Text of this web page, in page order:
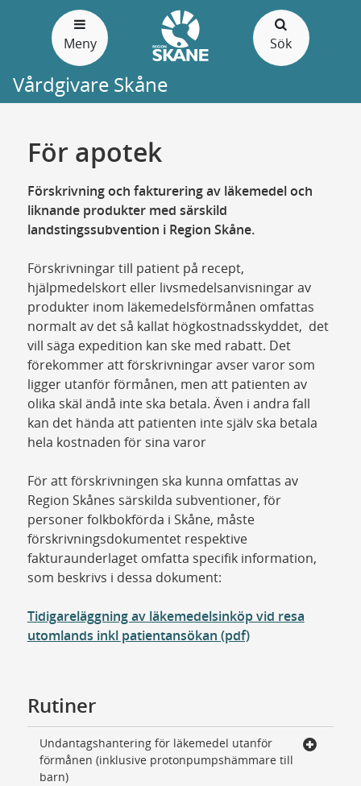
Meny Sök
Vårdgivare Skåne
För apotek
Förskrivning och fakturering av läkemedel och
liknande produkter med särskild
landstingssubvention i Region Skåne.
Förskrivningar till patient på recept,
hjälpmedelskort eller livsmedelsanvisningar av
produkter inom läkemedelsförmånen omfattas
normalt av det så kallat högkostnadsskyddet, det
vill säga expedition kan ske med rabatt. Det
förekommer att förskrivningar avser varor som
ligger utanför förmånen, men att patienten av
olika skäl ändå inte ska betala. Även i andra fall
kan det hända att patienten inte själv ska betala
hela kostnaden för sina varor
För att förskrivningen ska kunna omfattas av
Region Skånes särskilda subventioner, för
personer folkbokförda i Skåne, måste
förskrivningsdokumentet respektive
fakturaunderlaget omfatta specifik information,
som beskrivs i dessa dokument:
Tidigareläggning av läkemedelsinköp vid resa
utomlands inkl patientansökan (pdf)
Rutiner
Undantagshantering för läkemedel utanför
förmånen (inklusive protonpumpshämmare till
barn)